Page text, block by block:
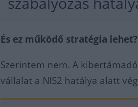
És ez működő stratégia lehet?
Szerintem nem. A
vállalat a NIS2 hatálya alatt